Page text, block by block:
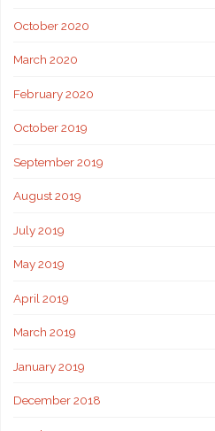
October 2020
March 2020
February 2020
October 2019
September 2019
August 2019
July 2019
May 2019
April 2019
March 2019
January 2019
December 2018